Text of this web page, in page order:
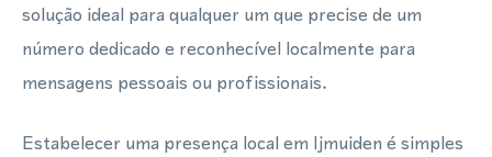
solução ideal para qualquer um que precise de um
número dedicado e reconhecível localmente para
mensagens pessoais ou profissionais.
Estabelecer uma presença local em Ijmuiden é simples